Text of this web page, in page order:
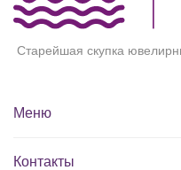
Старейшая скупка
Меню
Контакты